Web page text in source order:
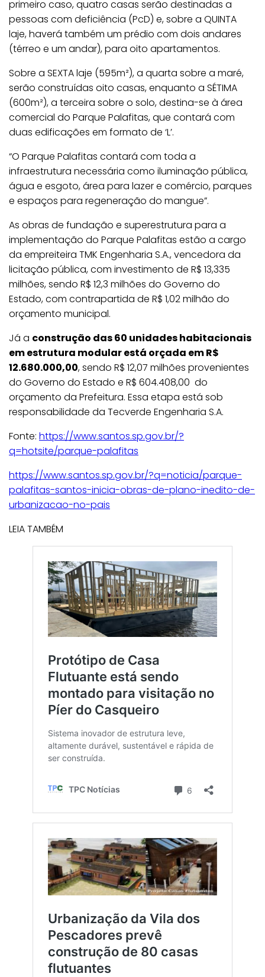
primeiro caso, quatro casas serão destinadas a
pessoas com deficiência (PcD) e, sobre a QUINTA
laje, haverá também um prédio com dois andares
(térreo e um andar), para oito apartamentos.
Sobre a SEXTA laje (595m²), a quarta sobre a maré,
serão construídas oito casas, enquanto a SÉTIMA
(600m²), a terceira sobre o solo, destina-se à área
comercial do Parque Palafitas, que contará com
duas edificações em formato de ‘L’.
“O Parque Palafitas contará com toda a
infraestrutura necessária como iluminação pública,
água e esgoto, área para lazer e comércio, parques
e espaços para regeneração do mangue”.
As obras de fundação e superestrutura para a
implementação do Parque Palafitas estão a cargo
da empreiteira TMK Engenharia S.A., vencedora da
licitação pública, com investimento de R$ 13,335
milhões, sendo R$ 12,3 milhões do Governo do
Estado, com contrapartida de R$ 1,02 milhão do
orçamento municipal.
Já a construção das 60 unidades habitacionais
em estrutura modular está orçada em R$
12.680.000,00, sendo R$ 12,07 milhões provenientes
do Governo do Estado e R$ 604.408,00 do
orçamento da Prefeitura. Essa etapa está sob
responsabilidade da Tecverde Engenharia S.A.
Fonte: https://www.santos.sp.gov.br/?
q=hotsite/parque-palafitas
https://www.santos.sp.gov.br/?q=noticia/parque-
palafitas-santos-inicia-obras-de-plano-inedito-de-
urbanizacao-no-pais
LEIA TAMBÉM